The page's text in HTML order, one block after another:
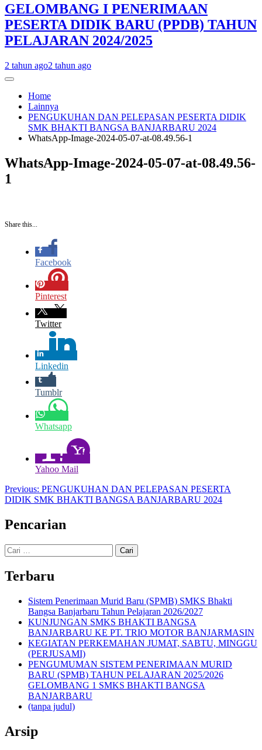
GELOMBANG I PENERIMAAN
PESERTA DIDIK BARU (PPDB) TAHUN
PELAJARAN 2024/2025
2 tahun ago2 tahun ago
Home
Lainnya
PENGUKUHAN DAN PELEPASAN PESERTA DIDIK
SMK BHAKTI BANGSA BANJARBARU 2024
WhatsApp-Image-2024-05-07-at-08.49.56-1
WhatsApp-Image-2024-05-07-at-08.49.56-
1
Share this...
Facebook
Pinterest
Twitter
Linkedin
Tumblr
Whatsapp
Yahoo Mail
Navigasi
pos
Previous: PENGUKUHAN DAN PELEPASAN PESERTA
DIDIK SMK BHAKTI BANGSA BANJARBARU 2024
Pencarian
Cari
untuk:
Terbaru
Sistem Penerimaan Murid Baru (SPMB) SMKS Bhakti
Bangsa Banjarbaru Tahun Pelajaran 2026/2027
KUNJUNGAN SMKS BHAKTI BANGSA
BANJARBARU KE PT. TRIO MOTOR BANJARMASIN
KEGIATAN PERKEMAHAN JUMAT, SABTU, MINGGU
(PERJUSAMI)
PENGUMUMAN SISTEM PENERIMAAN MURID
BARU (SPMB) TAHUN PELAJARAN 2025/2026
GELOMBANG 1 SMKS BHAKTI BANGSA
BANJARBARU
(tanpa judul)
Arsip